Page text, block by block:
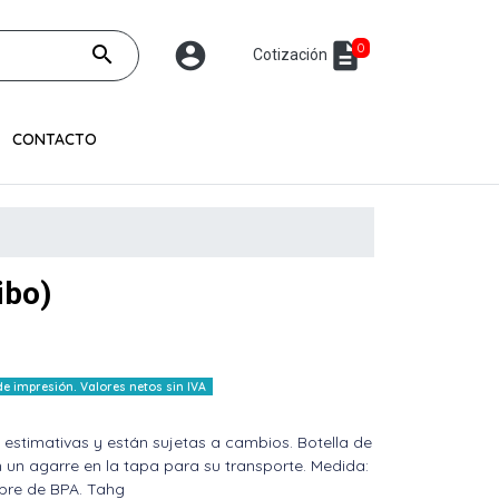
search account_circle Cotización description0
CONTACTO
impresión. Valores netos sin IVA
y están sujetas a cambios. Botella de
agarre en la tapa para su transporte. Medida:
de BPA. Tahg